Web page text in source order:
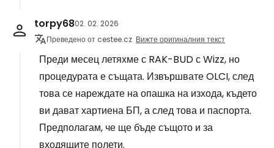
torpy6802. 02. 2026
Преведено от cestee.cz Вижте оригиналния текст
Преди месец летяхме с RAK-BUD с Wizz, но
процедурата е същата. Извършвате OLCI, след
това се нареждате на опашка на изхода, където
ви дават хартиена БП, а след това и паспорта.
Предполагам, че ще бъде същото и за
входящите полети.